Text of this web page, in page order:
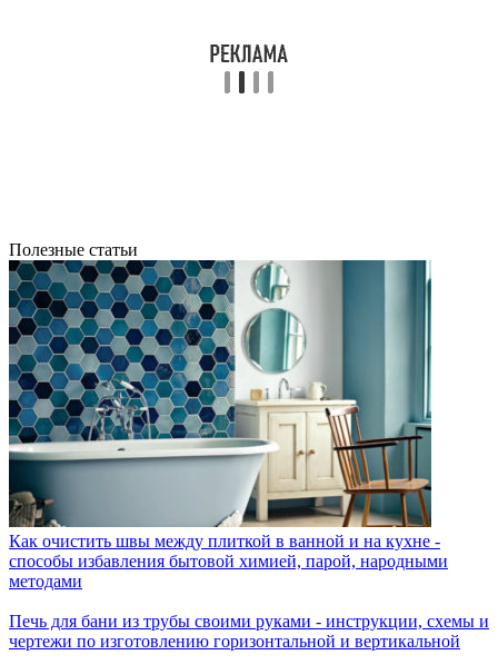
Полезные статьи
Как очистить швы между плиткой в ванной и на кухне -
способы избавления бытовой химией, парой, народными
методами
Печь для бани из трубы своими руками - инструкции, схемы и
чертежи по изготовлению горизонтальной и вертикальной